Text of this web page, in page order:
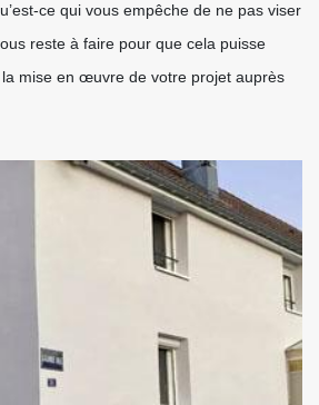
ce qui vous empêche de ne pas viser
reste à faire pour que cela puisse
la mise en œuvre de votre projet auprès